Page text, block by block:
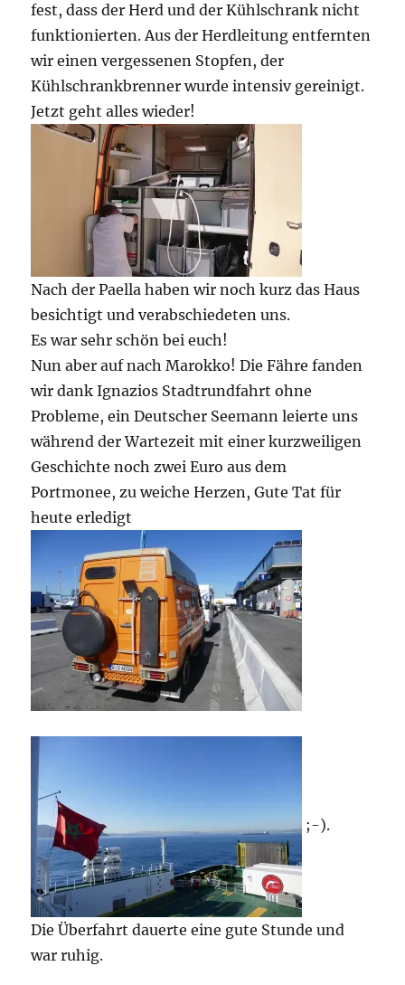
fest, dass der Herd und der Kühlschrank nicht
funktionierten. Aus der Herdleitung entfernten
wir einen vergessenen Stopfen, der
Kühlschrankbrenner wurde intensiv gereinigt.
Jetzt geht alles wieder!
Nach der Paella haben wir noch kurz das Haus
besichtigt und verabschiedeten uns.
Es war sehr schön bei euch!
Nun aber auf nach Marokko! Die Fähre fanden
wir dank Ignazios Stadtrundfahrt ohne
Probleme, ein Deutscher Seemann leierte uns
während der Wartezeit mit einer kurzweiligen
Geschichte noch zwei Euro aus dem
Portmonee, zu weiche Herzen, Gute Tat für
heute erledigt
;-).
Die Überfahrt dauerte eine gute Stunde und
war ruhig.